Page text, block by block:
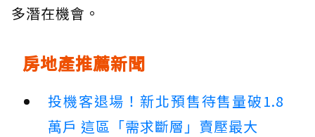
多潛在機會。
房地產推薦新聞
投機客退場！新北預售待售量破1.8
萬戶 這區「需求斷層」賣壓最大